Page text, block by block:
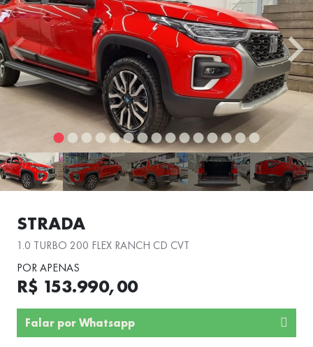
STRADA
1.0 TURBO 200 FLEX RANCH CD CVT
POR APENAS
R$ 153.990,00
Falar por Whatsapp